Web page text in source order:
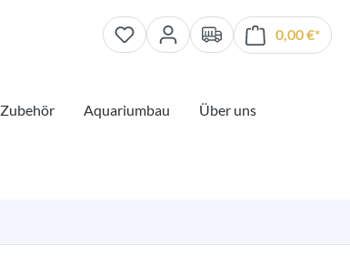
0,00 €*
Zubehör Aquariumbau
Über uns